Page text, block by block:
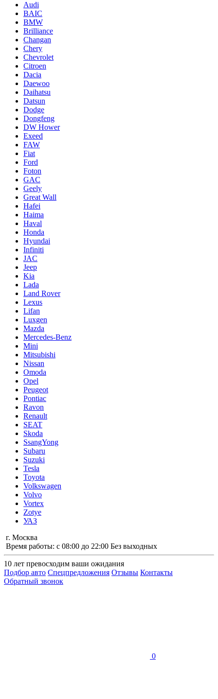
Audi
BAIC
BMW
Brilliance
Changan
Chery
Chevrolet
Citroen
Dacia
Daewoo
Daihatsu
Datsun
Dodge
Dongfeng
DW Hower
Exeed
FAW
Fiat
Ford
Foton
GAC
Geely
Great Wall
Hafei
Haima
Haval
Honda
Hyundai
Infiniti
JAC
Jeep
Kia
Lada
Land Rover
Lexus
Lifan
Luxgen
Mazda
Mercedes-Benz
Mini
Mitsubishi
Nissan
Omoda
Opel
Peugeot
Pontiac
Ravon
Renault
SEAT
Skoda
SsangYong
Subaru
Suzuki
Tesla
Toyota
Volkswagen
Volvo
Vortex
Zotye
УАЗ
г. Москва
Время работы: с 08:00 до 22:00 Без выходных
10 лет превосходим ваши ожидания
Подбор авто Спецпредложения Отзывы Контакты
Обратный звонок
0